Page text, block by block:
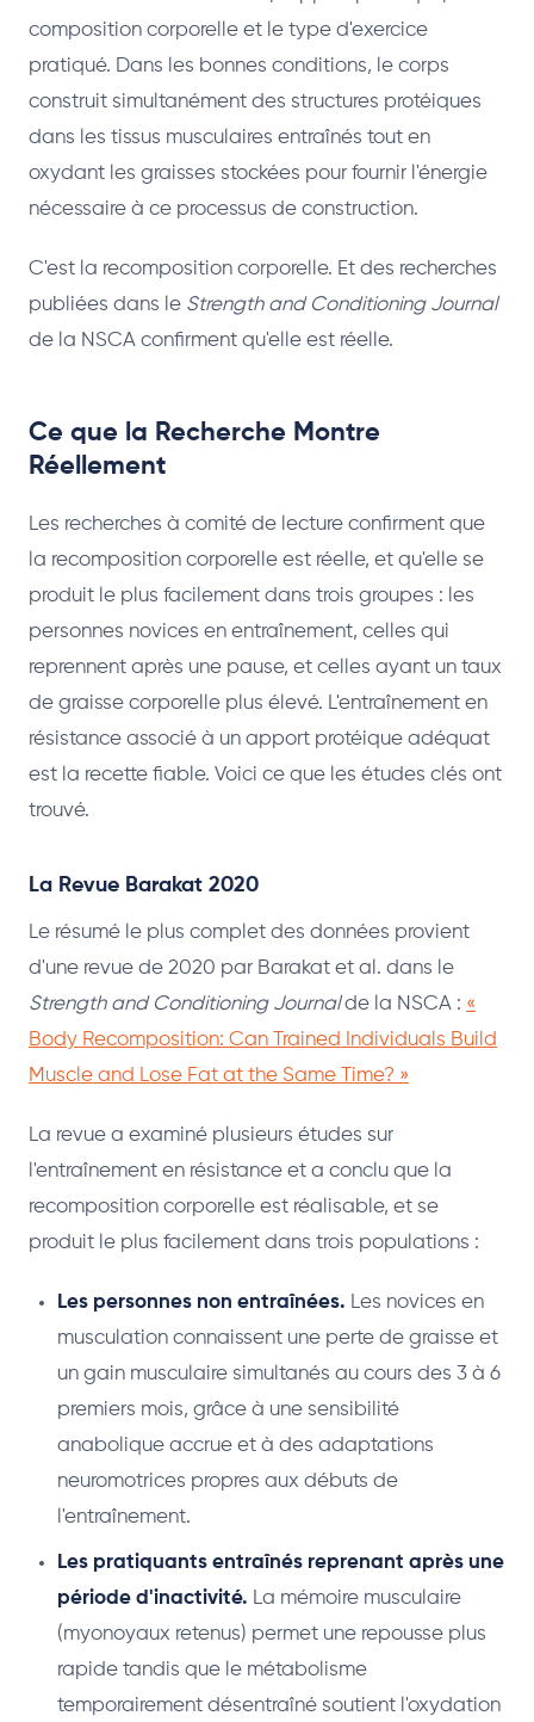
composition corporelle et le type d'exercice
pratiqué. Dans les bonnes conditions, le corps
construit simultanément des structures protéiques
dans les tissus musculaires entraînés tout en
oxydant les graisses stockées pour fournir l'énergie
nécessaire à ce processus de construction.
C'est la recomposition corporelle. Et des recherches
publiées dans le Strength and Conditioning Journal
de la NSCA confirment qu'elle est réelle.
Ce que la Recherche Montre
Réellement
Les recherches à comité de lecture confirment que
la recomposition corporelle est réelle, et qu'elle se
produit le plus facilement dans trois groupes : les
personnes novices en entraînement, celles qui
reprennent après une pause, et celles ayant un taux
de graisse corporelle plus élevé. L'entraînement en
résistance associé à un apport protéique adéquat
est la recette fiable. Voici ce que les études clés ont
trouvé.
La Revue Barakat 2020
Le résumé le plus complet des données provient
d'une revue de 2020 par Barakat et al. dans le
Strength and Conditioning Journalde la NSCA : «
Body Recomposition: Can Trained Individuals Build
Muscle and Lose Fat at the Same Time? »
La revue a examiné plusieurs études sur
l'entraînement en résistance et a conclu que la
recomposition corporelle est réalisable, et se
produit le plus facilement dans trois populations :
Les personnes non entraînées. Les novices en
musculation connaissent une perte de graisse et
un gain musculaire simultanés au cours des 3 à 6
premiers mois, grâce à une sensibilité
anabolique accrue et à des adaptations
neuromotrices propres aux débuts de
l'entraînement.
Les pratiquants entraînés reprenant après une
période d'inactivité. La mémoire musculaire
(myonoyaux retenus) permet une repousse plus
rapide tandis que le métabolisme
temporairement désentraîné soutient l'oxydation